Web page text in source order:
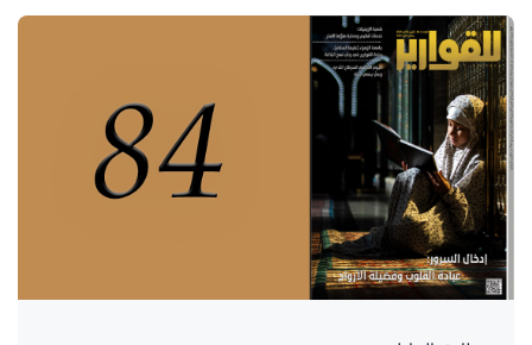
واحة المرأة
منذ 7 أشهر